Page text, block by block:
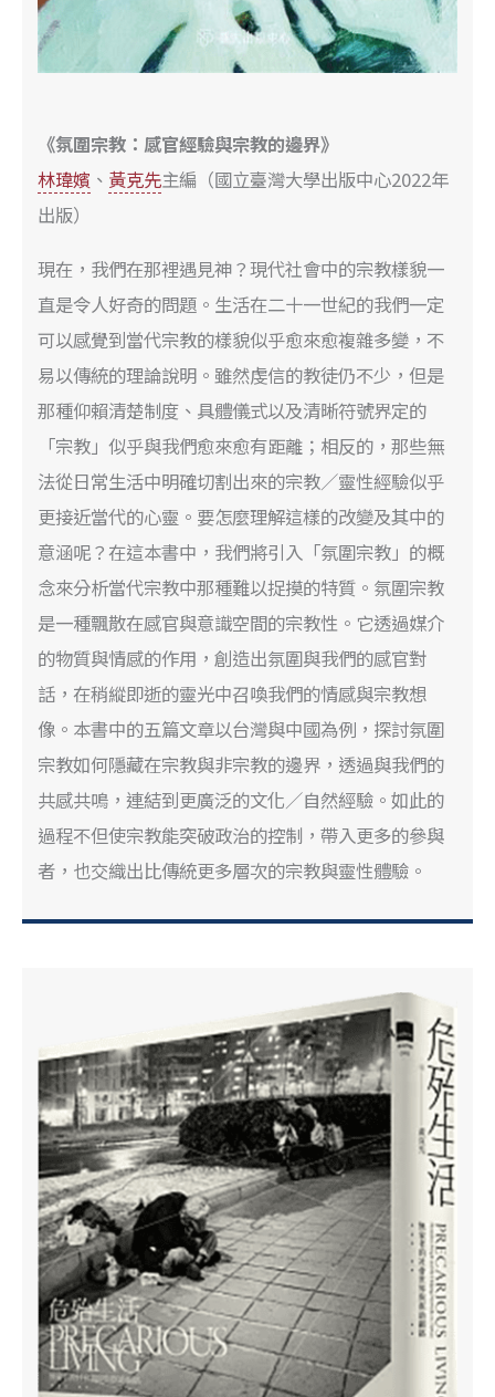
《氛圍宗教：感官經驗與宗教的邊界》
林瑋嬪 、 黃克先主編（國立臺灣大學出版中心2022年
出版）
現在，我們在那裡遇見神？現代社會中的宗教樣貌一
直是令人好奇的問題。生活在二十一世紀的我們一定
可以感覺到當代宗教的樣貌似乎愈來愈複雜多變，不
易以傳統的理論說明。雖然虔信的教徒仍不少，但是
那種仰賴清楚制度、具體儀式以及清晰符號界定的
「宗教」似乎與我們愈來愈有距離；相反的，那些無
法從日常生活中明確切割出來的宗教／靈性經驗似乎
更接近當代的心靈。要怎麼理解這樣的改變及其中的
意涵呢？在這本書中，我們將引入「氛圍宗教」的概
念來分析當代宗教中那種難以捉摸的特質。氛圍宗教
是一種飄散在感官與意識空間的宗教性。它透過媒介
的物質與情感的作用，創造出氛圍與我們的感官對
話，在稍縱即逝的靈光中召喚我們的情感與宗教想
像。本書中的五篇文章以台灣與中國為例，探討氛圍
宗教如何隱藏在宗教與非宗教的邊界，透過與我們的
共感共鳴，連結到更廣泛的文化／自然經驗。如此的
過程不但使宗教能突破政治的控制，帶入更多的參與
者，也交織出比傳統更多層次的宗教與靈性體驗。